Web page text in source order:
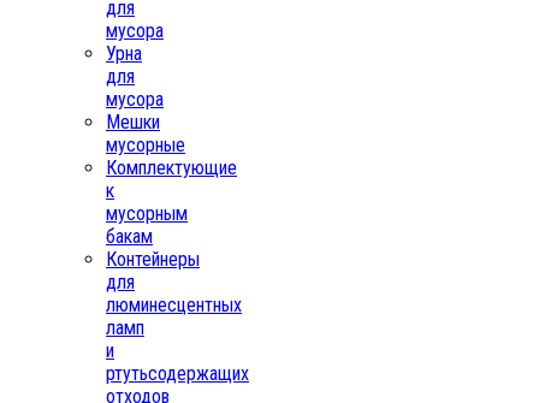
для
мусора
Урна
для
мусора
Мешки
мусорные
Комплектующие
к
мусорным
бакам
Контейнеры
для
люминесцентных
ламп
и
ртутьсодержащих
отходов